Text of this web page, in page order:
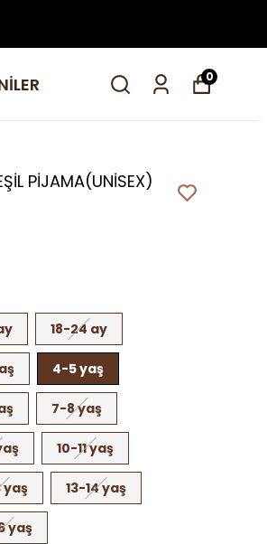
0
PİJAMA(UNİSEX)
18-24 ay
4-5 yaş
7-8 yaş
10-11 yaş
yaş 13-14 yaş
yaş